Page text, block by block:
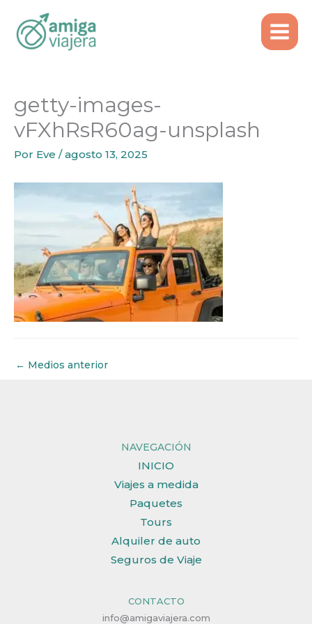
contenido
getty-images-vFXhRsR60ag-unsplash
getty-images-
vFXhRsR60ag-unsplash
Por Eve /agosto 13, 2025
← Medios anterior
NAVEGACIÓN
INICIO
Viajes a medida
Paquetes
Tours
Alquiler de auto
Seguros de Viaje
CONTACTO
info@amigaviajera.com